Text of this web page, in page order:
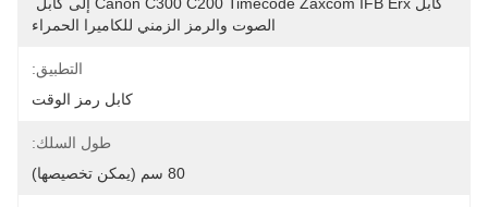
الصوت والرمز الزمني للكاميرا الحمراء
التطبيق:
كابل رمز الوقت
طول السلك:
80 سم (يمكن تخصيصها)